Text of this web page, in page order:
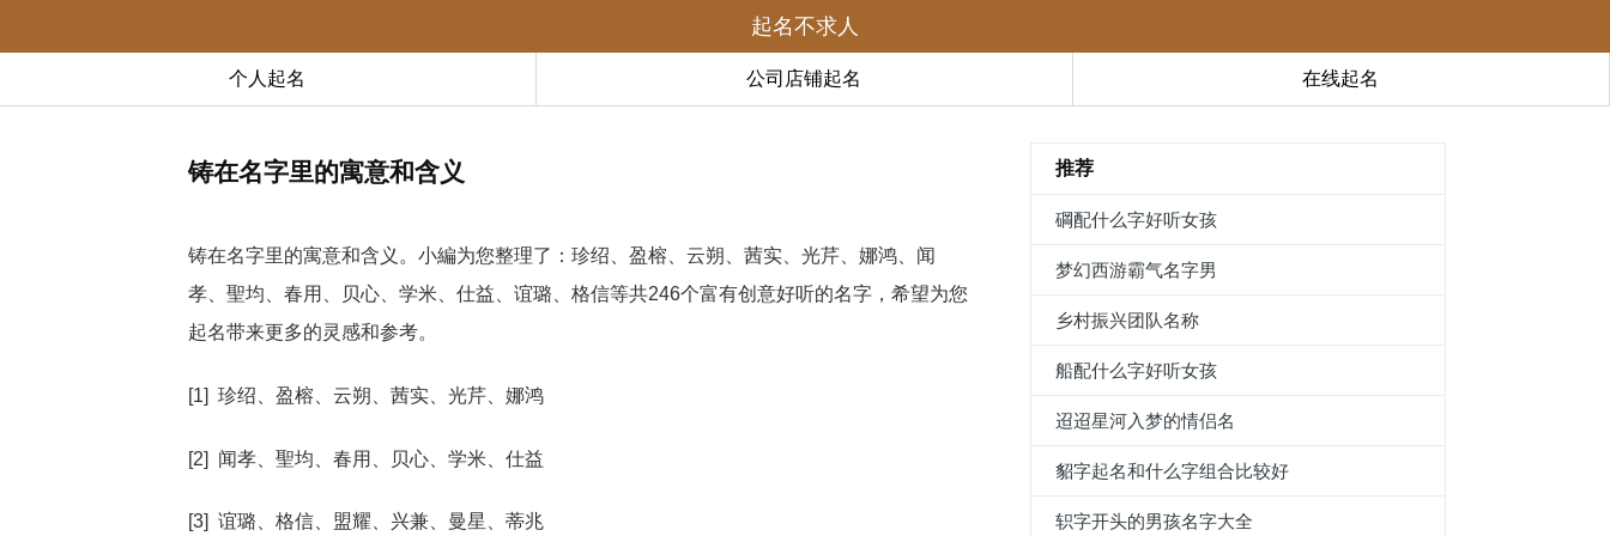
起名不求人
个人起名 公司店铺起名 在线起名
铸在名字里的寓意和含义
铸在名字里的寓意和含义。小編为您整理了：珍绍、盈榕、云朔、茜实、光芹、娜鸿、闻
孝、聖均、春用、贝心、学米、仕益、谊璐、格信等共246个富有创意好听的名字，希望为您
起名带来更多的灵感和参考。
[1] 珍绍、盈榕、云朔、茜实、光芹、娜鸿
[2] 闻孝、聖均、春用、贝心、学米、仕益
[3] 谊璐、格信、盟耀、兴兼、曼星、蒂兆
推荐
碙配什么字好听女孩
梦幻西游霸气名字男
乡村振兴团队名称
船配什么字好听女孩
迢迢星河入梦的情侣名
貂字起名和什么字组合比较好
轵字开头的男孩名字大全